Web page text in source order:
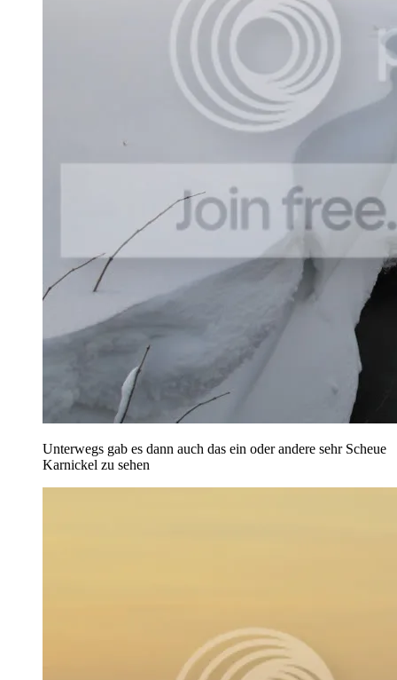
Unterwegs gab es dann auch das ein oder andere sehr Scheue
Karnickel zu sehen